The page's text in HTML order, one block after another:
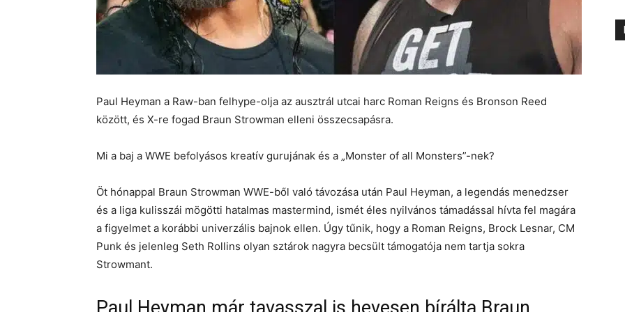
Paul Heyman a Raw-ban felhype-olja az ausztrál utcai harc Roman Reigns és Bronson Reed
között, és X-re fogad Braun Strowman elleni összecsapásra.
Mi a baj a WWE befolyásos kreatív gurujának és a „Monster of all Monsters”-nek?
Öt hónappal Braun Strowman WWE-ből való távozása után Paul Heyman, a legendás menedzser
és a liga kulisszái mögötti hatalmas mastermind, ismét éles nyilvános támadással hívta fel magára
a figyelmet a korábbi univerzális bajnok ellen. Úgy tűnik, hogy a Roman Reigns, Brock Lesnar, CM
Punk és jelenleg Seth Rollins olyan sztárok nagyra becsült támogatója nem tartja sokra
Strowmant.